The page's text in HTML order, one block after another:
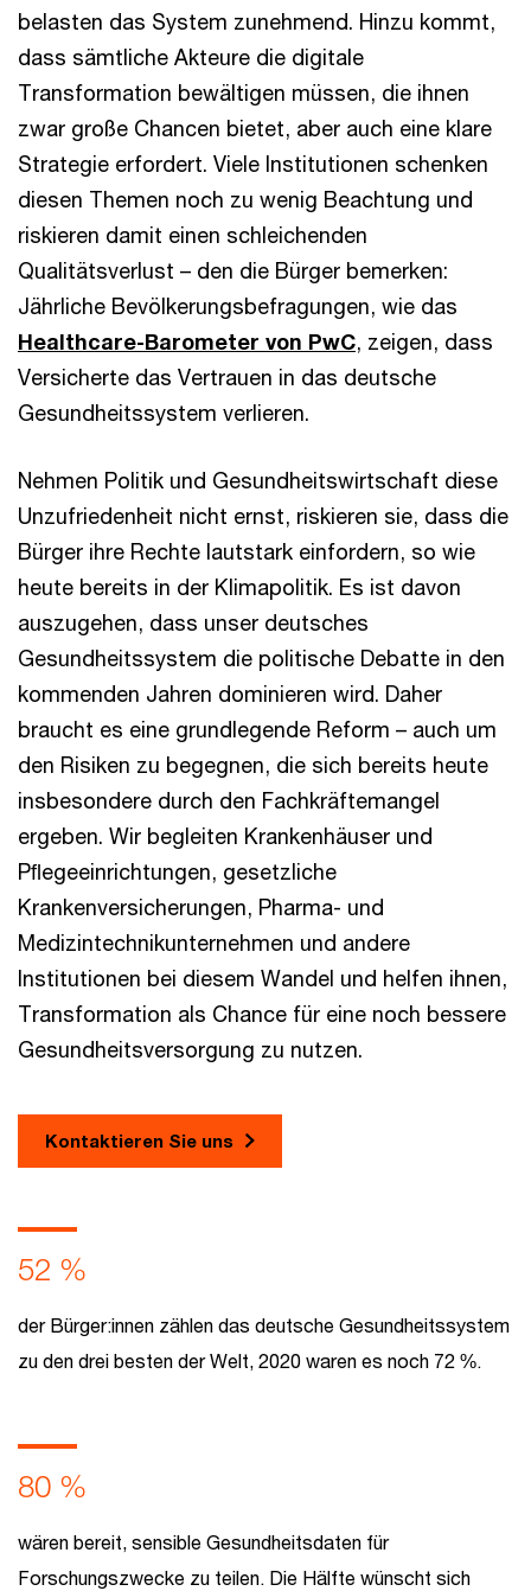
belasten das System zunehmend. Hinzu kommt,
dass sämtliche Akteure die digitale
Transformation bewältigen müssen, die ihnen
zwar große Chancen bietet, aber auch eine klare
Strategie erfordert. Viele Institutionen schenken
diesen Themen noch zu wenig Beachtung und
riskieren damit einen schleichenden
Qualitätsverlust – den die Bürger bemerken:
Jährliche Bevölkerungsbefragungen, wie das
Healthcare-Barometer von PwC, zeigen, dass
Versicherte das Vertrauen in das deutsche
Gesundheitssystem verlieren.
Nehmen Politik und Gesundheitswirtschaft diese
Unzufriedenheit nicht ernst, riskieren sie, dass die
Bürger ihre Rechte lautstark einfordern, so wie
heute bereits in der Klimapolitik. Es ist davon
auszugehen, dass unser deutsches
Gesundheitssystem die politische Debatte in den
kommenden Jahren dominieren wird. Daher
braucht es eine grundlegende Reform – auch um
den Risiken zu begegnen, die sich bereits heute
insbesondere durch den Fachkräftemangel
ergeben. Wir begleiten Krankenhäuser und
Pﬂegeeinrichtungen, gesetzliche
Krankenversicherungen, Pharma- und
Medizintechnikunternehmen und andere
Institutionen bei diesem Wandel und helfen ihnen,
Transformation als Chance für eine noch bessere
Gesundheitsversorgung zu nutzen.
Kontaktieren Sie uns
52 %
der Bürger:innen zählen das deutsche Gesundheitssystem
zu den drei besten der Welt, 2020 waren es noch 72 %.
80 %
wären bereit, sensible Gesundheitsdaten für
Forschungszwecke zu teilen. Die Hälfte wünscht sich